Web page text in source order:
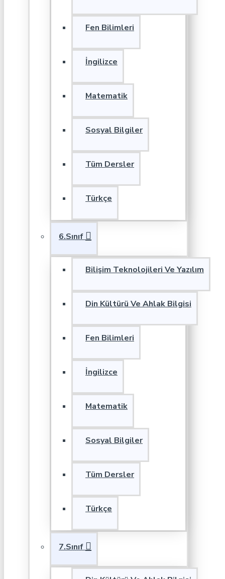
Fen Bilimleri
İngilizce
Matematik
Sosyal Bilgiler
Tüm Dersler
Türkçe
6.Sınıf
Bilişim Teknolojileri Ve Yazılım
Din Kültürü Ve Ahlak Bilgisi
Fen Bilimleri
İngilizce
Matematik
Sosyal Bilgiler
Tüm Dersler
Türkçe
7.Sınıf